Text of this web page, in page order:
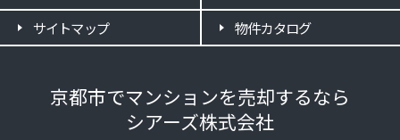
サイトマップ
物件カタログ
京都市でマンションを売却するなら
シアーズ株式会社